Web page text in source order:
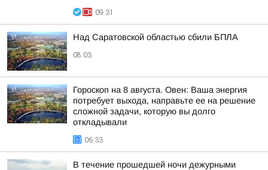
09:31
Над Саратовской областью сбили БПЛА
08:03
Гороскоп на 8 августа. Овен: Ваша энергия
потребует выхода, направьте ее на решение
сложной задачи, которую вы долго
откладывали
06:33
В течение прошедшей ночи дежурными